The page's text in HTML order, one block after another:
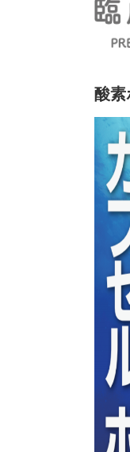
酸素